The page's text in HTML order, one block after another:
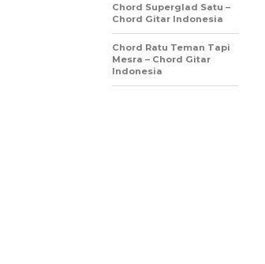
Chord Superglad Satu –
Chord Gitar Indonesia
Chord Ratu Teman Tapi
Mesra – Chord Gitar
Indonesia